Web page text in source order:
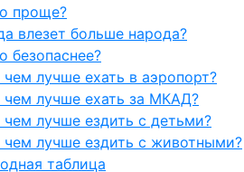
проще?
влезет больше народа?
безопаснее?
чем лучше ехать в аэропорт?
чем лучше ехать за МКАД?
чем лучше ездить с детьми?
чем лучше ездить с животными?
таблица